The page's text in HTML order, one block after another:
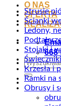
O NAS
OFERTA
668
Szukaj:
Strusie
Ścianki
Ledony,
Stojaki i
Krzesła i
Ramki na
Obrusy i